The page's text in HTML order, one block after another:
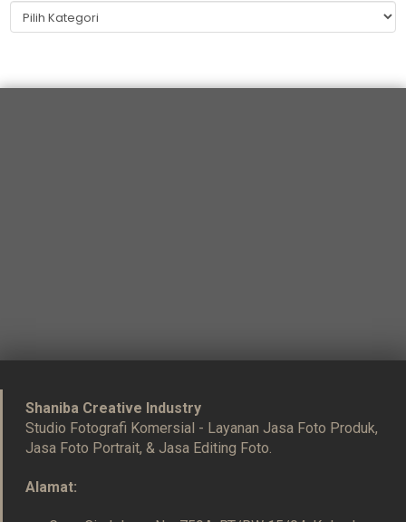
Kategori
Shaniba Creative Industry
Studio Fotografi Komersial - Layanan Jasa Foto Produk,
Jasa Foto Portrait, & Jasa Editing Foto.
Alamat: